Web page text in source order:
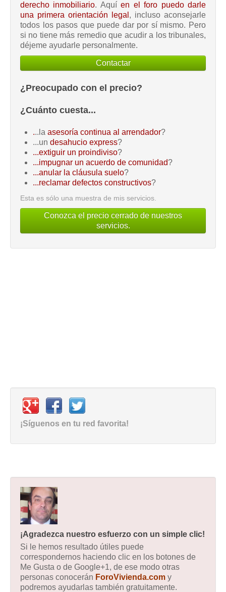
derecho inmobiliario. Aquíen el foro puedo darle
una primera orientación legal , incluso aconsejarle
todos los pasos que puede dar por sí mismo. Pero
si no tiene más remedio que acudir a los tribunales,
déjeme ayudarle personalmente.
Contactar
¿Preocupado con el precio?
¿Cuánto cuesta...
...la asesoría continua al arrendador?
...un desahucio express?
...extiguir un proindiviso?
...impugnar un acuerdo de comunidad?
...anular la cláusula suelo?
...reclamar defectos constructivos?
Esta es sólo una muestra de mis servicios.
Conozca el precio cerrado de nuestros
servicios.
¡Síguenos en tu red favorita!
¡Agradezca nuestro esfuerzo con un simple clic!
Si le hemos resultado útiles puede
correspondernos haciendo clic en los botones de
Me Gusta o de Google+1, de ese modo otras
personas conocerán ForoVivienda.com y
podremos ayudarlas también gratuitamente.